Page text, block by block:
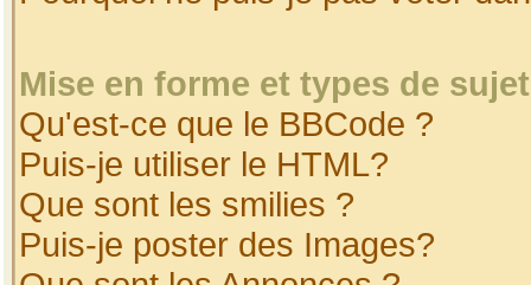
Mise en forme et types de
Qu'est-ce que le BBCode ?
Puis-je utiliser le HTML?
Que sont les smilies ?
Puis-je poster des Images?